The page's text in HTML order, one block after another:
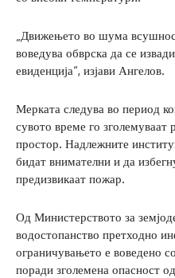
„Движењето во шума
воведува обврска да се
евиденција“, изјави Ангелов.
Мерката следува во период
сувото време го
простор. Надлежните
бидат внимателни и да
предизвикаат пожар.
Од Министерството за
водостопанство претходно
ограничувањето е воведено
поради зголемена опасност